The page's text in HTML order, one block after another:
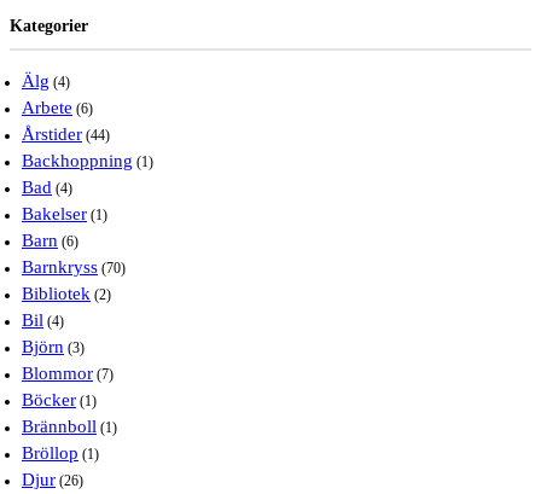
Kategorier
Älg (4)
Arbete (6)
Årstider (44)
Backhoppning (1)
Bad (4)
Bakelser (1)
Barn (6)
Barnkryss (70)
Bibliotek (2)
Bil (4)
Björn (3)
Blommor (7)
Böcker (1)
Brännboll (1)
Bröllop (1)
Djur (26)